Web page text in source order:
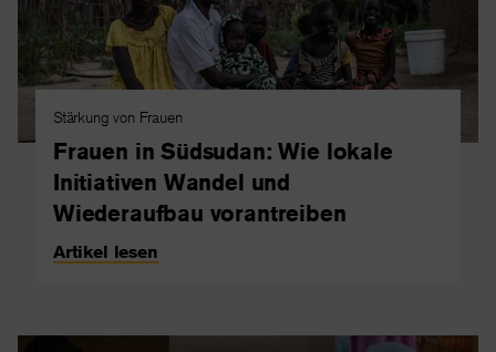
Stärkung von Frauen
Frauen in Südsudan: Wie lokale
Initiativen Wandel und
Wiederaufbau vorantreiben
Artikel lesen